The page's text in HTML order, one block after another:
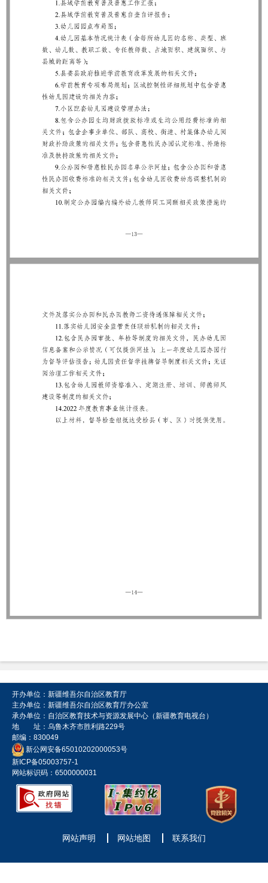
开办单位：新疆维吾尔自治区教育厅
主办单位：新疆维吾尔自治区教育厅办公室
承办单位：自治区教育技术与资源发展中心（新疆教育电视台）
地 址：乌鲁木齐市胜利路229号
邮编：830049
新公网安备65010202000053号
新ICP备05003757-1
网站标识码：6500000031
网站声明 网站地图 联系我们